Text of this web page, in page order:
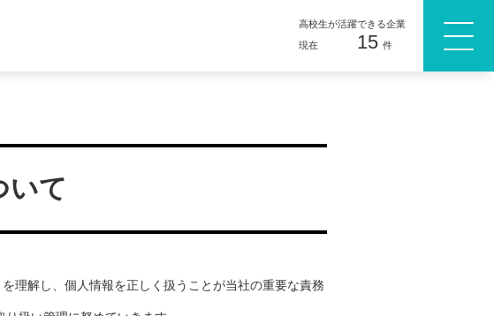
高校生が活躍できる企業
現在
15 件
いて
理解し、個人情報を正しく扱うことが当社の重要な責務